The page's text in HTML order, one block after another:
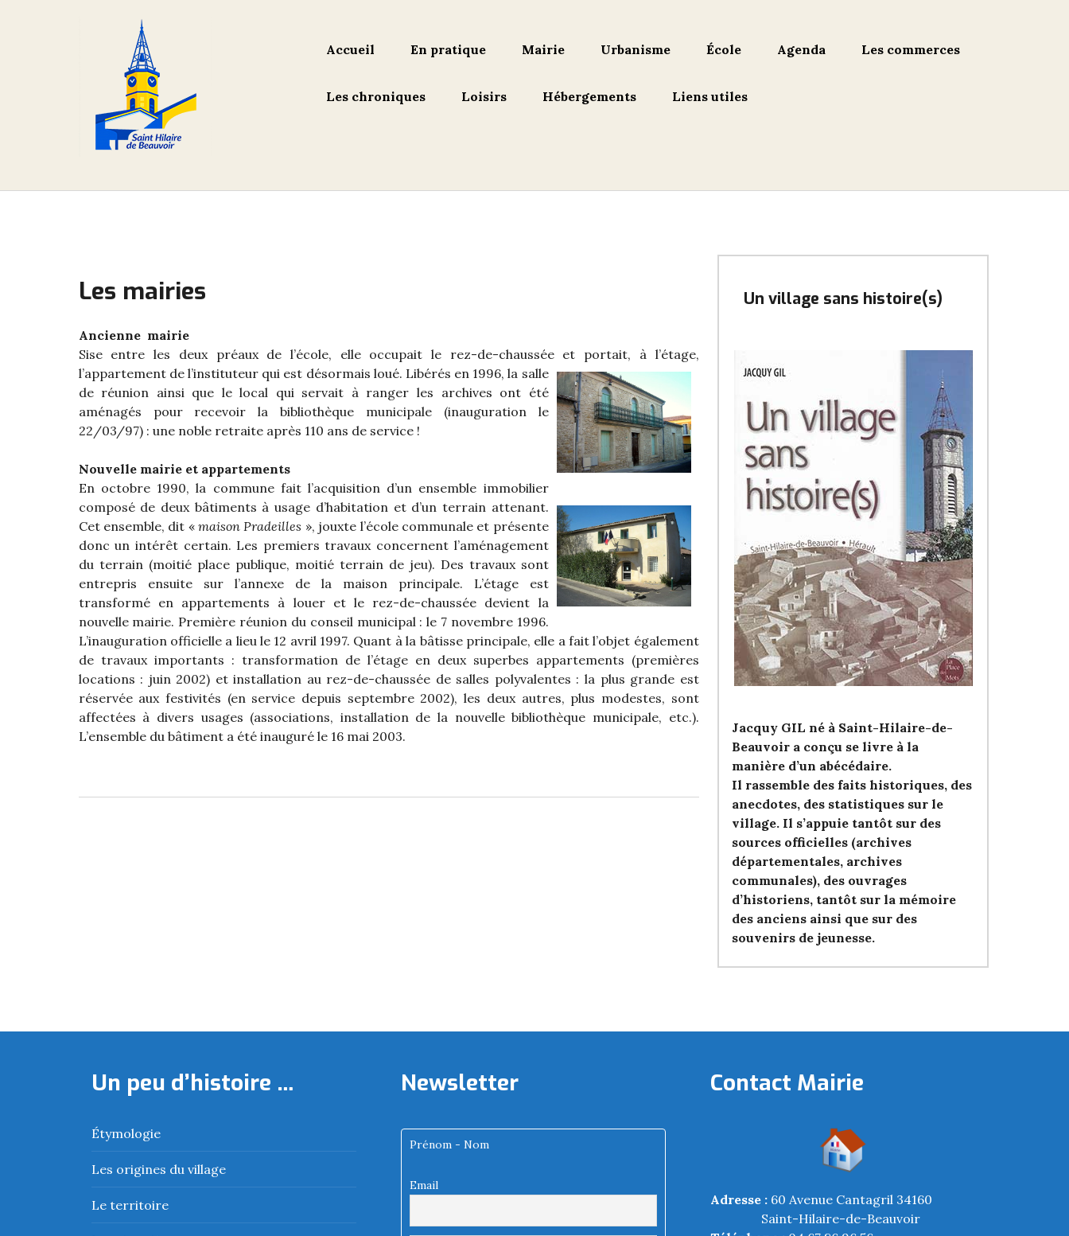
Accueil En pratique Mairie Urbanisme École Agenda Les commerces
Les chroniques Loisirs Hébergements Liens utiles
Les mairies
Ancienne mairie
Sise entre les deux préaux de l’école, elle occupait le rez-de-chaussée et portait, à l’étage,
l’appartement de l’instituteur qui est désormais loué. Libérés en 1996, la salle
de réunion ainsi que le local qui servait à ranger les archives ont été
aménagés pour recevoir la bibliothèque municipale (inauguration le
22/03/97) : une noble retraite après 110 ans de service !
Nouvelle mairie et appartements
En octobre 1990, la commune fait l’acquisition d’un ensemble immobilier
composé de deux bâtiments à usage d’habitation et d’un terrain attenant.
Cet ensemble, dit «maison Pradeilles », jouxte l’école communale et présente
donc un intérêt certain. Les premiers travaux concernent l’aménagement
du terrain (moitié place publique, moitié terrain de jeu). Des travaux sont
entrepris ensuite sur l’annexe de la maison principale. L’étage est
transformé en appartements à louer et le rez-de-chaussée devient la
nouvelle mairie. Première réunion du conseil municipal : le 7 novembre 1996.
L’inauguration officielle a lieu le 12 avril 1997. Quant à la bâtisse principale, elle a fait l’objet également
de travaux importants : transformation de l’étage en deux superbes appartements (premières
locations : juin 2002) et installation au rez-de-chaussée de salles polyvalentes : la plus grande est
réservée aux festivités (en service depuis septembre 2002), les deux autres, plus modestes, sont
affectées à divers usages (associations, installation de la nouvelle bibliothèque municipale, etc.).
L’ensemble du bâtiment a été inauguré le 16 mai 2003.
Un village sans histoire(s)
Jacquy GIL né à Saint-Hilaire-de-
Beauvoir a conçu se livre à la
manière d’un abécédaire.
Il rassemble des faits historiques, des
anecdotes, des statistiques sur le
village. Il s’appuie tantôt sur des
sources officielles (archives
départementales, archives
communales), des ouvrages
d’historiens, tantôt sur la mémoire
des anciens ainsi que sur des
souvenirs de jeunesse.
Un peu d’histoire …
Étymologie
Les origines du village
Le territoire
Newsletter
Prénom - Nom
Email
Contact Mairie
Adresse : 60 Avenue Cantagril 34160
Saint-Hilaire-de-Beauvoir